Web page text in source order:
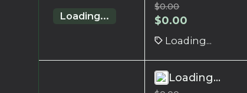
Loading...
$0.00
$0.00
Loading...
Loading...